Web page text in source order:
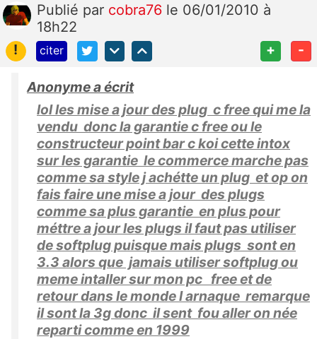
Publié par cobra76 le 06/01/2010 à
18h22
!
citer + -
Anonyme a écrit
lol les mise a jour des plug c free qui me la
vendu donc la garantie c free ou le
constructeur point bar c koi cette intox
sur les garantie le commerce marche pas
comme sa style j achétte un plug et op on
fais faire une mise a jour des plugs
comme sa plus garantie en plus pour
méttre a jour les plugs il faut pas utiliser
de softplug puisque mais plugs sont en
3.3 alors que jamais utiliser softplug ou
meme intaller sur mon pc free et de
retour dans le monde l arnaque remarque
il sont la 3g donc il sent fou aller on née
reparti comme en 1999